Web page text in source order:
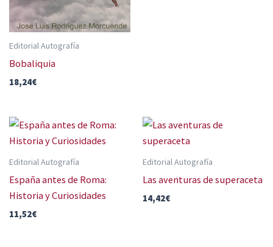
Editorial Autografía
Bobaliquia
18,24€
Editorial Autografía
España antes de Roma:
Historia y Curiosidades
11,52€
Editorial Autografía
Las aventuras de superaceta
14,42€